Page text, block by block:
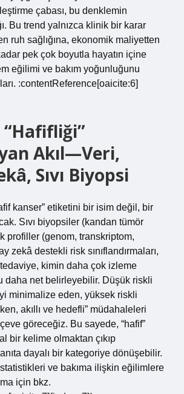
çabası, bu denklemin
Bu trend yalnızca klinik bir karar
ruh sağlığına, ekonomik maliyetten
pek çok boyutla hayatın içine
eğilimi ve bakım yoğunluğunu
:contentReference[oaicite:6]
“Hafifliği”
Akıl—Veri,
Sıvı Biyopsi
kanser” etiketini bir isim değil, bir
Sıvı biyopsiler (kandan tümör
profiller (genom, transkriptom,
zekâ destekli risk sınıflandırmaları,
kimin daha çok izleme
daha net belirleyebilir. Düşük riskli
minimalize eden, yüksek riskli
akıllı ve hedefli” müdahaleleri
göreceğiz. Bu sayede, “hafif”
bir kelime olmaktan çıkıp
dayalı bir kategoriye dönüşebilir.
ve bakıma ilişkin eğilimlere
için bkz.